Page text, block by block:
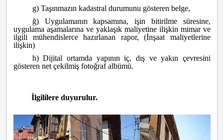
g) Taşınmazın kadastral durumunu gösteren belge,
ğ) Uygulamanın kapsamına, işin bitirilme süresine,
uygulama aşamalarına ve yaklaşık maliyetine ilişkin mimar ve
ilgili mühendislerce hazırlanan rapor, (İnşaat maliyetlerine
ilişkin)
h) Dijital ortamda yapının iç, dış ve yakın çevresini
gösteren net çekilmiş fotoğraf albümü.
İlgililere duyurulur.